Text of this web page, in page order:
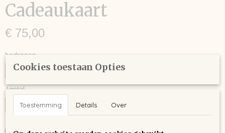
Cadeaukaart
€ 75,00
bedragen
Aantal
Cookies toestaan Opties
Toestemming Details Over